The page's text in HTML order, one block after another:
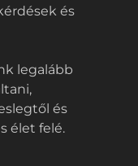
és
legalább
és
élet felé.